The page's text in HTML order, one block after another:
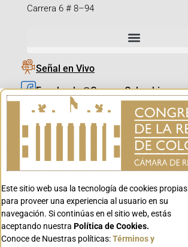
Carrera 6 # 8–94
Señal en Vivo
Facebook_@CamaraColombia
Instagram_@CamaraColombia
X_@CamaraColombia
Youtube_@CamaraColombia
Youtube_@CanalCongreso
Este sitio web usa la tecnología de cookies propias
para proveer una experiencia al usuario en su
navegación. Si continúas en el sitio web, estás
aceptando nuestra Política de Cookies.
Conoce de Nuestras políticas:Términos y